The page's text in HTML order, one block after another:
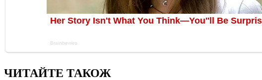
ЧИТАЙТЕ ТАКОЖ